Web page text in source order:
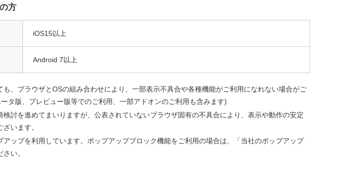
方
iOS15以上
Android 7以上
、ブラウザとOSの組み合わせにより、一部表示不具合や各種機能がご利用になれない場合がご
タ版、プレビュー版等でのご利用、一部アドオンのご利用も含みます)
討を進めてまいりますが、公表されていないブラウザ固有の不具合により、表示や動作の安定
います。
ップを利用しています。ポップアップブロック機能をご利用の場合は、「当社のポップアップ
い。